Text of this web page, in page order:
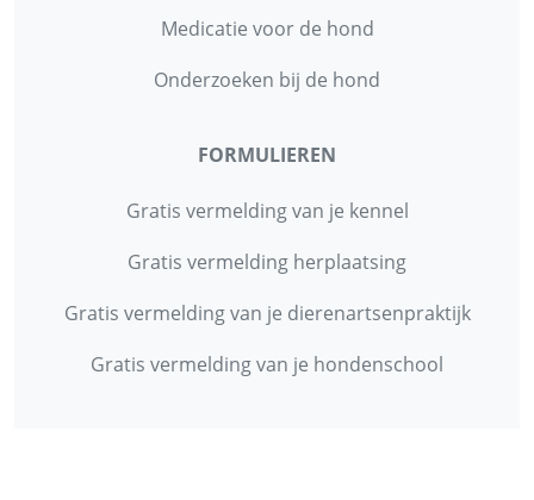
Medicatie voor de hond
Onderzoeken bij de hond
FORMULIEREN
Gratis vermelding van je kennel
Gratis vermelding herplaatsing
Gratis vermelding van je dierenartsenpraktijk
Gratis vermelding van je hondenschool